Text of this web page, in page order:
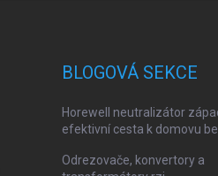
BLOGOVÁ SEKCE
Horewell neutralizátor
efektivní cesta k domovu
Odrezovače, konvertory a